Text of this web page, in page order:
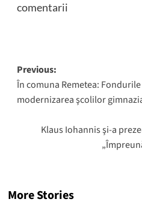
comentarii
Post
navigation
Previous:
În comuna Remetea:
modernizarea şcolilor
Klaus Iohannis şi-a
More Stories